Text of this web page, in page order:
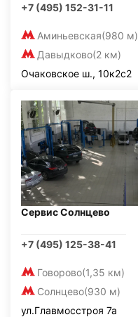
+7 (495) 152-31-11
Аминьевская(980 м)
Давыдково(2 км)
Очаковское ш., 10к2с2
Сервис Солнцево
+7 (495) 125-38-41
Говорово(1,35 км)
Солнцево(930 м)
ул.Главмосстроя 7а